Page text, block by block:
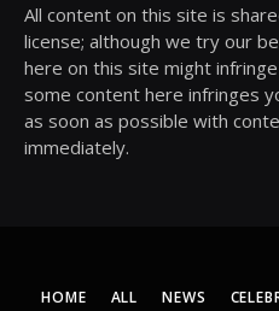
All content on this site is
license; although we try our
here on this site might
some content here infringes
as soon as possible with
immediately.
HOME ALL NEWS